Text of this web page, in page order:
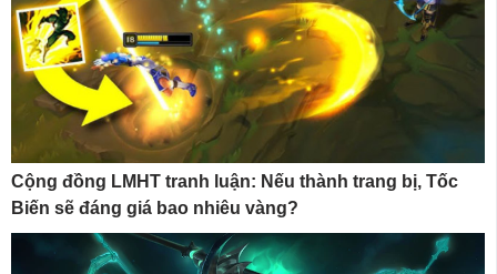
Cộng đồng LMHT tranh luận: Nếu thành trang bị, Tốc
Biến sẽ đáng giá bao nhiêu vàng?